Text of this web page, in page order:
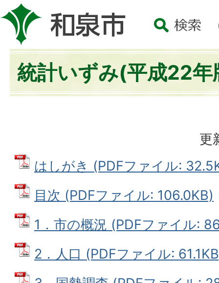
統計いずみ(平成22年
更
はしがき (PDFファイル:
目次 (PDFファイル: 106.0KB)
1．市の概況 (PDFファイル:
2．人口 (PDFファイル: